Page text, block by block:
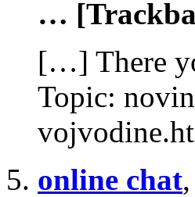
…
[…] There
Topic:
online chat,